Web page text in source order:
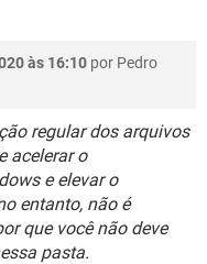
às 16:10 por Pedro
regular dos arquivos
acelerar o
e elevar o
entanto, não é
que você não deve
pasta.